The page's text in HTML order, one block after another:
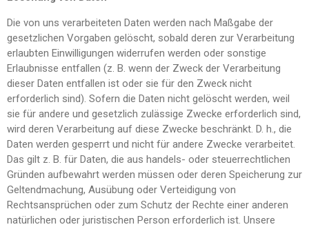
Die von uns verarbeiteten Daten werden nach Maßgabe der
gesetzlichen Vorgaben gelöscht, sobald deren zur Verarbeitung
erlaubten Einwilligungen widerrufen werden oder sonstige
Erlaubnisse entfallen (z. B. wenn der Zweck der Verarbeitung
dieser Daten entfallen ist oder sie für den Zweck nicht
erforderlich sind). Sofern die Daten nicht gelöscht werden, weil
sie für andere und gesetzlich zulässige Zwecke erforderlich sind,
wird deren Verarbeitung auf diese Zwecke beschränkt. D. h., die
Daten werden gesperrt und nicht für andere Zwecke verarbeitet.
Das gilt z. B. für Daten, die aus handels- oder steuerrechtlichen
Gründen aufbewahrt werden müssen oder deren Speicherung zur
Geltendmachung, Ausübung oder Verteidigung von
Rechtsansprüchen oder zum Schutz der Rechte einer anderen
natürlichen oder juristischen Person erforderlich ist. Unsere